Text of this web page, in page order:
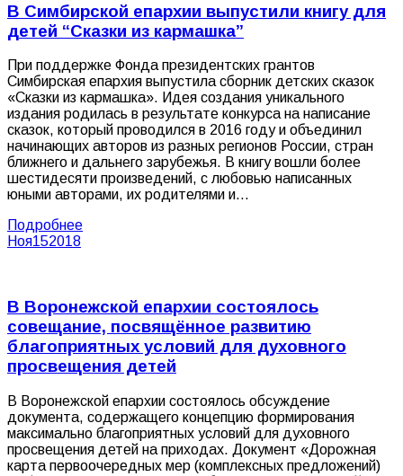
В Симбирской епархии выпустили книгу для
детей “Сказки из кармашка”
При поддержке Фонда президентских грантов
Симбирская епархия выпустила сборник детских сказок
«Сказки из кармашка». Идея создания уникального
издания родилась в результате конкурса на написание
сказок, который проводился в 2016 году и объединил
начинающих авторов из разных регионов России, стран
ближнего и дальнего зарубежья. В книгу вошли более
шестидесяти произведений, с любовью написанных
юными авторами, их родителями и…
Подробнее
Ноя152018
В Воронежской епархии состоялось
совещание, посвящённое развитию
благоприятных условий для духовного
просвещения детей
В Воронежской епархии состоялось обсуждение
документа, содержащего концепцию формирования
максимально благоприятных условий для духовного
просвещения детей на приходах. Документ «Дорожная
карта первоочередных мер (комплексных предложений)